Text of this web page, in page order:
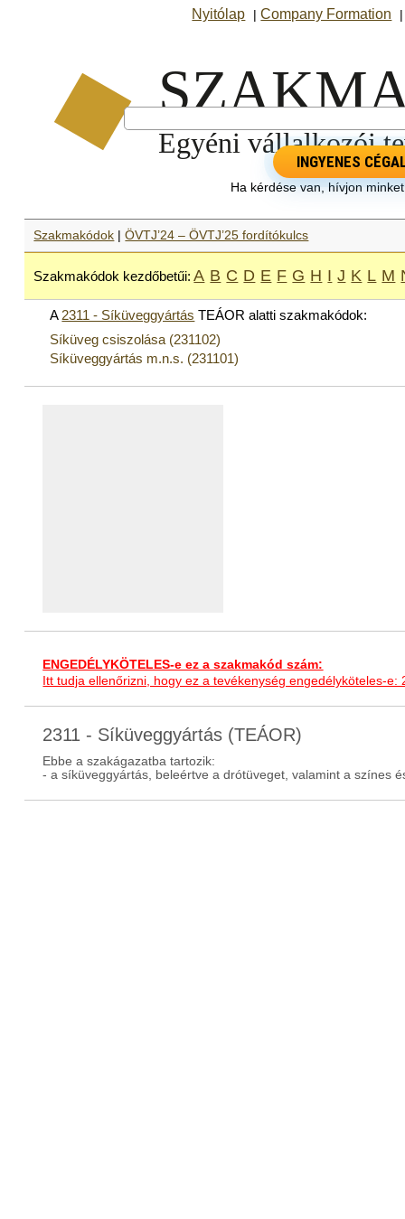
Nyitólap |Company Formation
INGYENES
Ha kérdése van, hívjon
Szakmakódok |ÖVTJ’24 – ÖVTJ’25 fordítókulcs
Szakmakódok kezdőbetűi: A B C D E F G H I J K L M
A 2311 - Síküveggyártás TEÁOR alatti szakmakódok:
Síküveg csiszolása (231102)
Síküveggyártás m.n.s. (231101)
ENGEDÉLYKÖTELES-e ez a szakmakód szám:
Itt tudja ellenőrizni, hogy ez a tevékenység engedélyköteles-e:
2311 - Síküveggyártás (TEÁOR)
Ebbe a szakágazatba tartozik:
- a síküveggyártás, beleértve a drótüveget, valamint a színes